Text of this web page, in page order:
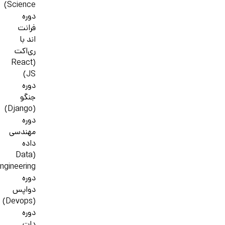
Science)
دوره
فرانت
اند با
ری‌اکت
(React
JS)
دوره
جنگو
(Django)
دوره
مهندسی
داده
(Data
دوره
دواپس
(Devops)
دوره